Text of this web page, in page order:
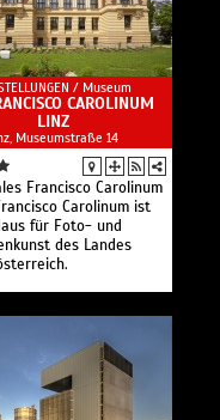
/ Museum
CAROLINUM
LINZ
Museumstraße 14
Francisco Carolinum
Carolinum ist
für Foto- und
des Landes